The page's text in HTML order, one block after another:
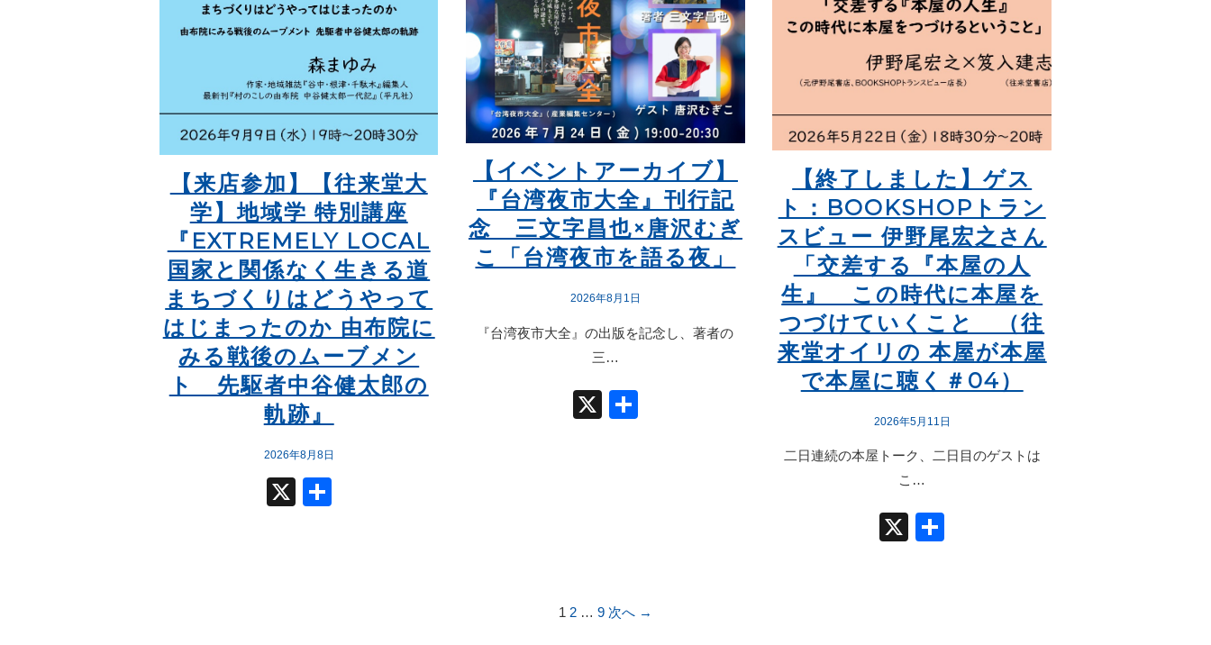
【来店参加】【往来堂大
学】地域学 特別講座
『EXTREMELY LOCAL
国家と関係なく生きる道
まちづくりはどうやって
はじまったのか 由布院に
みる戦後のムーブメン
ト 先駆者中谷健太郎の
軌跡』
2026年8月8日
X 共
【イベントアーカイブ】
『台湾夜市大全』刊行記
念 三文字昌也×唐沢むぎ
こ「台湾夜市を語る夜」
2026年8月1日
『台湾夜市大全』の出版を記念し、著者の
三…
X
【終了しました】ゲス
ト：BOOKSHOPトラン
スビュー 伊野尾宏之さん
「交差する『本屋の人
生』 この時代に本屋を
つづけていくこと （往
来堂オイリの 本屋が本屋
で本屋に聴く＃04）
2026年5月11日
二日連続の本屋トーク、二日目のゲストは
こ…
X
1 2 … 9 次へ →